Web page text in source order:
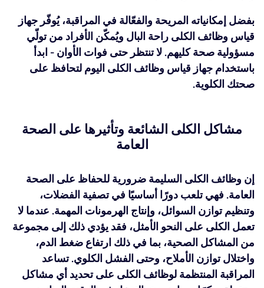
بفضل إمكانياته المريحة والفعّالة في المراقبة، يُوفّر جهاز
قياس وظائف الكلى راحة البال ويُمكّن الأفراد من تولّي
مسؤولية صحة كليهم. لا تنتظر حتى فوات الأوان - ابدأ
باستخدام جهاز قياس وظائف الكلى اليوم لتحافظ على
صحتك الكلوية.
مشاكل الكلى الشائعة وتأثيرها على الصحة
العامة
إن وظائف الكلى السليمة ضرورية للحفاظ على الصحة
العامة. فهي تلعب دورًا أساسيًا في تصفية الفضلات،
وتنظيم توازن السوائل، وإنتاج الهرمونات المهمة. عندما لا
تعمل الكلى على النحو الأمثل، فقد يؤدي ذلك إلى مجموعة
من المشاكل الصحية، بما في ذلك ارتفاع ضغط الدم،
واختلال توازن الأملاح، وحتى الفشل الكلوي. تساعد
المراقبة المنتظمة لوظائف الكلى على تحديد أي مشاكل